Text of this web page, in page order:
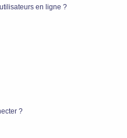
en ligne ?
?